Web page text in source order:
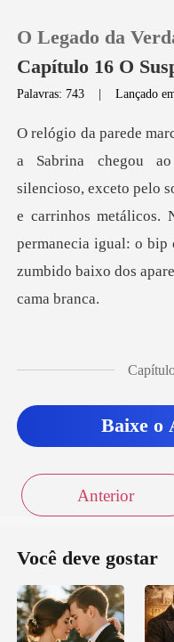
Loja
O Legado da
Capítulo 16 O
Palavras: 743 |Lançado
, exceto pelo
e carrinhos metálicos.
permanecia
Baixe o
Anterior
Você deve gostar